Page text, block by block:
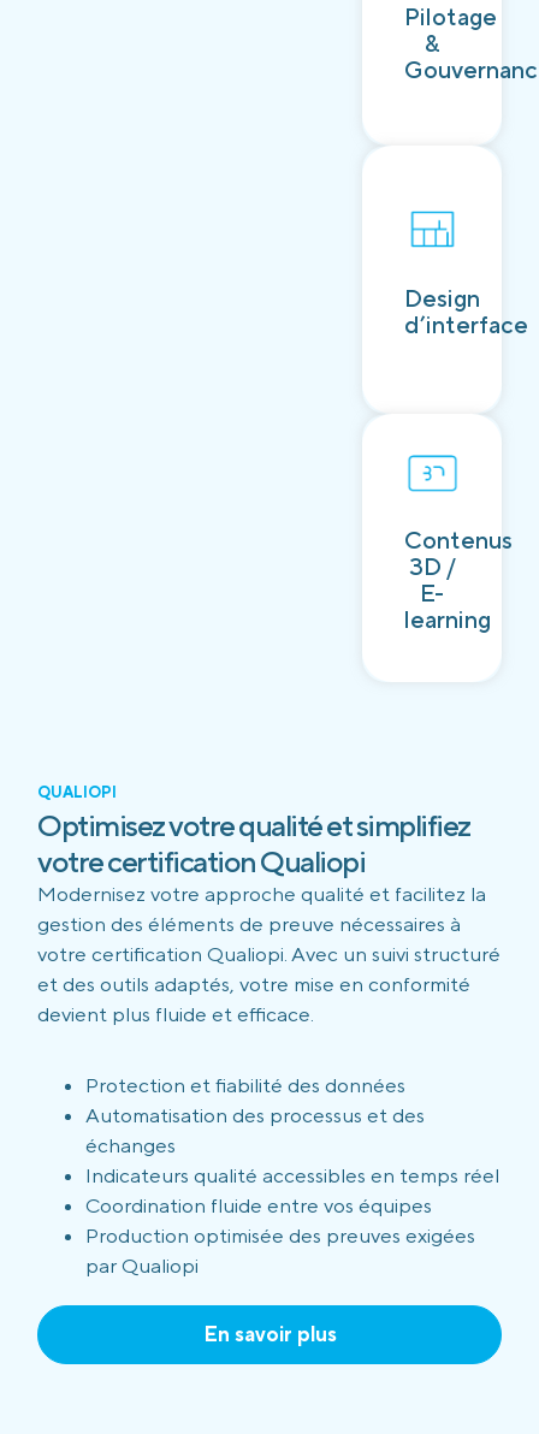
Pilotage
&
Découvrir
Design
d’interface
Contenus
3D /
E-
learning
Découvrir
QUALIOPI
Optimisez votre qualité et simplifiez
votre certification Qualiopi
Modernisez votre approche qualité et facilitez la
gestion des éléments de preuve nécessaires à
votre certification Qualiopi. Avec un suivi structuré
et des outils adaptés, votre mise en conformité
devient plus fluide et efficace.
Protection et fiabilité des données
Automatisation des processus et des
échanges
Indicateurs qualité accessibles en temps réel
Coordination fluide entre vos équipes
Production optimisée des preuves exigées
par Qualiopi
En savoir plus